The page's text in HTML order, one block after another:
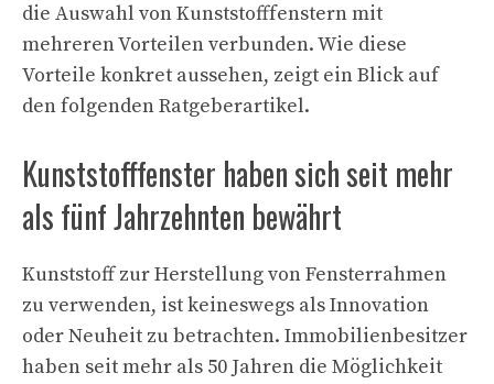
die Auswahl von Kunststofffenstern mit
mehreren Vorteilen verbunden. Wie diese
Vorteile konkret aussehen, zeigt ein Blick auf
den folgenden Ratgeberartikel.
Kunststofffenster haben sich seit mehr
als fünf Jahrzehnten bewährt
Kunststoff zur Herstellung von Fensterrahmen
zu verwenden, ist keineswegs als Innovation
oder Neuheit zu betrachten. Immobilienbesitzer
haben seit mehr als 50 Jahren die Möglichkeit